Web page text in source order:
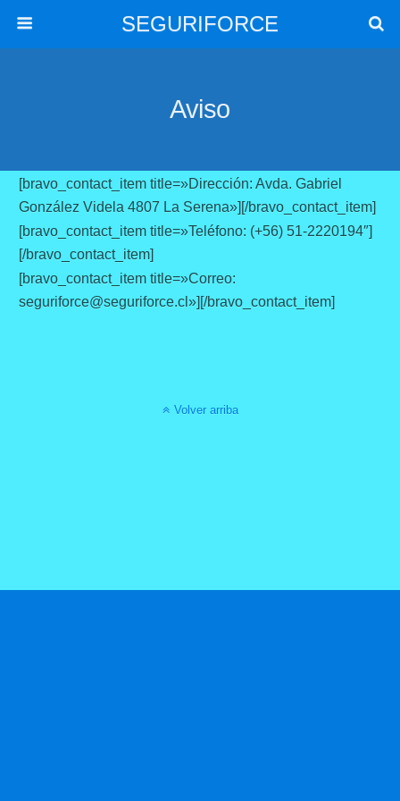
SEGURIFORCE
Aviso
[bravo_contact_item title=»Dirección: Avda. Gabriel
González Videla 4807 La Serena»][/bravo_contact_item]
[bravo_contact_item title=»Teléfono: (+56) 51-2220194″]
[/bravo_contact_item]
[bravo_contact_item title=»Correo:
seguriforce@seguriforce.cl»][/bravo_contact_item]
Volver arriba